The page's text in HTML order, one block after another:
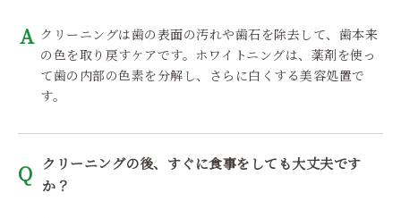
クリーニングは歯の表面の汚れや歯石を除去して、歯本来
の色を取り戻すケアです。ホワイトニングは、薬剤を使っ
て歯の内部の色素を分解し、さらに白くする美容処置で
す。
クリーニングの後、すぐに食事をしても大丈夫です
か？